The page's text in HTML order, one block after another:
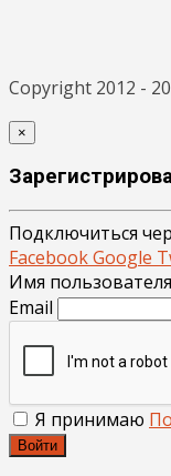
Copyright 2012 -
×
Подключиться
FacebookGoogle
Имя пользователя
Email
Я принимаю
Войти